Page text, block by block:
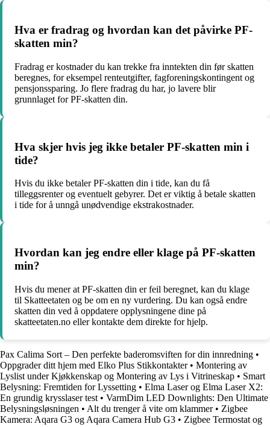
Hva er fradrag og hvordan kan det påvirke PF-
skatten min?
Fradrag er kostnader du kan trekke fra inntekten din før skatten
beregnes, for eksempel renteutgifter, fagforeningskontingent og
pensjonssparing. Jo flere fradrag du har, jo lavere blir
grunnlaget for PF-skatten din.
Hva skjer hvis jeg ikke betaler PF-skatten min i
tide?
Hvis du ikke betaler PF-skatten din i tide, kan du få
tilleggsrenter og eventuelt gebyrer. Det er viktig å betale skatten
i tide for å unngå unødvendige ekstrakostnader.
Hvordan kan jeg endre eller klage på PF-skatten
min?
Hvis du mener at PF-skatten din er feil beregnet, kan du klage
til Skatteetaten og be om en ny vurdering. Du kan også endre
skatten din ved å oppdatere opplysningene dine på
skatteetaten.no eller kontakte dem direkte for hjelp.
Pax Calima Sort – Den perfekte baderomsviften for din innredning •
Oppgrader ditt hjem med Elko Plus Stikkontakter• Montering av
Lyslist under Kjøkkenskap og Montering av Lys i Vitrineskap • Smart
Belysning: Fremtiden for Lyssetting • Elma Laser og Elma Laser X2:
En grundig krysslaser test • VarmDim LED Downlights: Den Ultimate
Belysningsløsningen • Alt du trenger å vite om klammer• Zigbee
Kamera: Aqara G3 og Aqara Camera Hub G3 • Zigbee Termostat og